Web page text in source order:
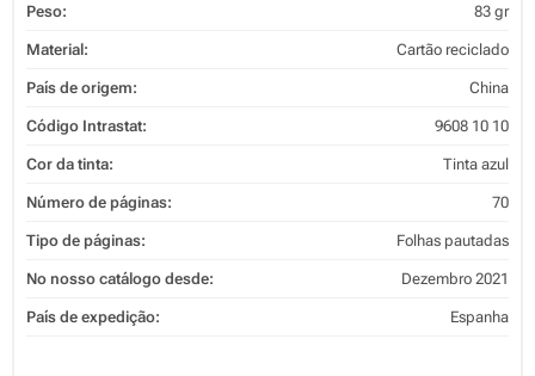
Peso: 83 gr
Material: Cartão reciclado
País de origem: China
Código Intrastat: 9608 10 10
Cor da tinta: Tinta azul
Número de páginas: 70
Tipo de páginas: Folhas pautadas
No nosso catálogo desde: Dezembro 2021
País de expedição: Espanha